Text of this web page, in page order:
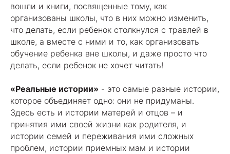
вошли и книги, посвященные тому, как
организованы школы, что в них можно изменить,
что делать, если ребенок столкнулся с травлей в
школе, а вместе с ними и то, как организовать
обучение ребенка вне школы, и даже просто что
делать, если ребенок не хочет читать!
«Реальные истории» - это самые разные истории,
которое объединяет одно: они не придуманы.
Здесь есть и истории матерей и отцов – и
принятия ими своей жизни как родителя, и
истории семей и переживания ими сложных
проблем, истории приемных мам и истории